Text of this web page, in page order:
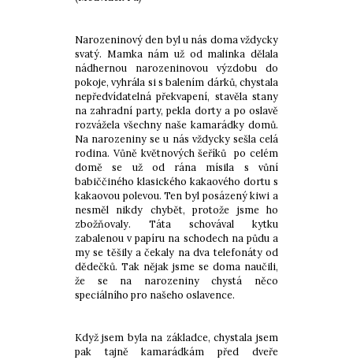
Narozeninový den byl u nás doma vždycky
svatý. Mamka nám už od malinka dělala
nádhernou narozeninovou výzdobu do
pokoje, vyhrála si s balením dárků, chystala
nepředvídatelná překvapení, stavěla stany
na zahradní party, pekla dorty a po oslavě
rozvážela všechny naše kamarádky domů.
Na narozeniny se u nás vždycky sešla celá
rodina. Vůně květnových šeříků po celém
domě se už od rána mísila s vůní
babiččiného klasického kakaového dortu s
kakaovou polevou. Ten byl posázený kiwi a
nesměl nikdy chybět, protože jsme ho
zbožňovaly. Táta schovával kytku
zabalenou v papíru na schodech na půdu a
my se těšily a čekaly na dva telefonáty od
dědečků. Tak nějak jsme se doma naučili,
že se na narozeniny chystá něco
speciálního pro našeho oslavence.
Když jsem byla na základce, chystala jsem
pak tajně kamarádkám před dveře